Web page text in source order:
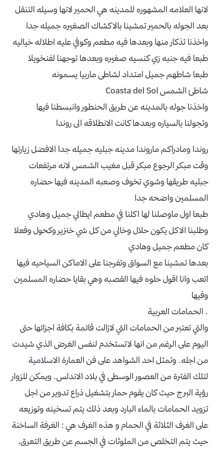
لانها العلامه المشهوره للمدينه هي الحمير لانها وسيله التنقل
بعد الجوله بالحمير تمشينا بالاكشاك الصغيره جميله جدا
واخذنا تذكار منها وبعدها فيه مطعم وكوفي عليه اطلاله خياليه
طبعا فيه جنبه زي كنسيه صغيره وبعدها توجهنا لفنخويلا
طبعا شاطهم جميل امتداد لشاطى ماربيا يسمونه
شاطئ الشمس Coasta del Sol
واخذنا جوله بالمدينه عن طريق الحنطور وانبسطنا فيها
وتجولنا بالسياره وبعدها كانت الانطلاقه الى روندا
روندا ومادراكم ماروندا مدينه جبليه جميله جدا الافضل زيارتها
وقت مبكر الرجوع مبكر قبل مغيب الشمس لانه مرتفعات
جبليه طريقها وشوي تخوف وصعبه المدينه فيها حضاره
المسلمين واضحه جدا
طبعا اول ماوصلنا لها اكلنا في مطعم ايطالي جميل وهادي
وطلبنا الاكل يكون حلال وخالي من كل شي خنزير وكحول وفعلا
كان مطعم جميل وهادي
بعدها تمشينا مع السواق وتفرجنا على الاماكن السياحيه فيها
اتعب وانا اقول حلوه فيها القصبه وهي بقايا حضاره المسلمين
وفيها
. الحمامات العربية
والتي تعتبر من الحمامات التي لازالت قائمة بكافة اجزائها حتى
اليوم على الرغم من انها لاتستخدم لنفس الغرض الذي شيدت
من اجله. وتمثل احد الشواهد على فن العمارة الاسلامية
لتلك الفترة من العصور الوسطى في بلاد الاندلس. ويمكن للزوار
رؤية البرج حيث كان يقوم حمار بتشغيل ذراع تدوير من اجل
تزويد الحمامات بالماء البارد وبعد ذلك يتم تسخينه وتوزيعه
على الغرف الثلاثة في الحمام و هذه الغرف هي : الغرفة الساخنة
حيث يتم التخلص من الملوثات في الجسم عن طريق التعرق،